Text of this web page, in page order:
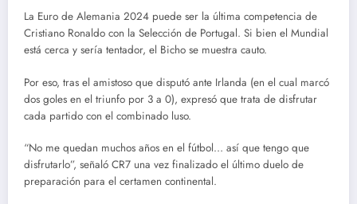
La Euro de Alemania 2024 puede ser la última competencia de
Cristiano Ronaldo con la Selección de Portugal. Si bien el Mundial
está cerca y sería tentador, el Bicho se muestra cauto.
Por eso, tras el amistoso que disputó ante Irlanda (en el cual marcó
dos goles en el triunfo por 3 a 0), expresó que trata de disfrutar
cada partido con el combinado luso.
“No me quedan muchos años en el fútbol… así que tengo que
disfrutarlo”, señaló CR7 una vez finalizado el último duelo de
preparación para el certamen continental.